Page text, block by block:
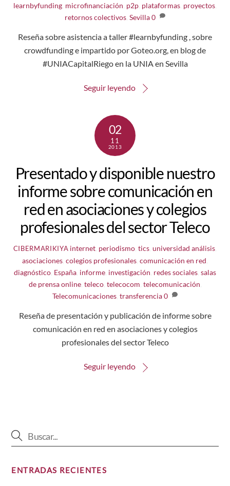
learnbyfunding microfinanciación p2p plataformas proyectos
retornos colectivos, Sevilla0
Reseña sobre asistencia a taller #learnbyfunding , sobre
crowdfunding e impartido por Goteo.org, en blog de
#UNIACapitalRiego en la UNIA en Sevilla
Seguir leyendo
02
11
2013
Presentado y disponible nuestro
informe sobre comunicación en
red en asociaciones y colegios
profesionales del sector Teleco
CIBERMARIKIYA internet periodismo ,tics ,universidad análisis
asociaciones colegios profesionales comunicación en red
diagnóstico España informe investigación redes sociales salas
de prensa online, teleco, telecocom telecomunicación
Telecomunicaciones, transferencia0
Reseña de presentación y publicación de informe sobre
comunicación en red en asociaciones y colegios
profesionales del sector Teleco
Seguir leyendo
ENTRADAS RECIENTES